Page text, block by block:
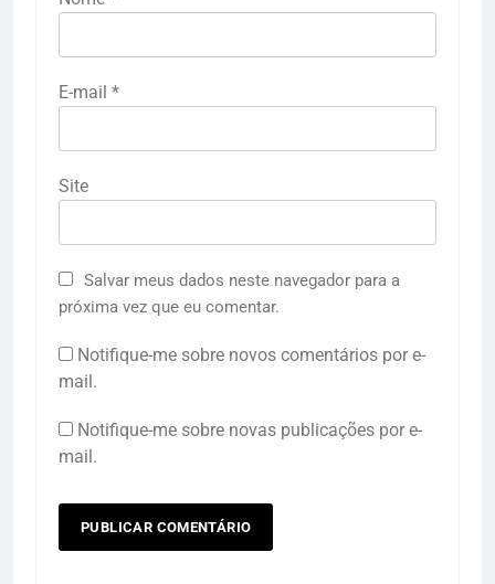
E-mail *
Site
Salvar meus dados neste navegador para a
próxima vez que eu comentar.
Notifique-me sobre novos comentários por e-
mail.
Notifique-me sobre novas publicações por e-
mail.